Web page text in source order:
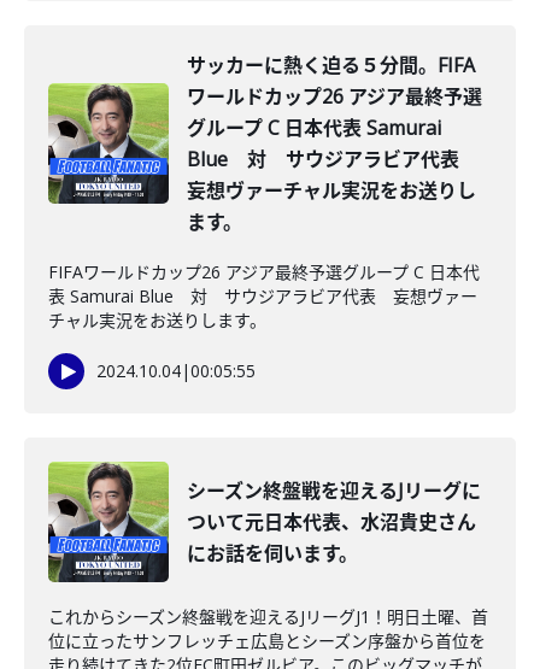
サッカーに熱く迫る５分間。FIFA
ワールドカップ26 アジア最終予選
グループ C 日本代表 Samurai
Blue 対 サウジアラビア代表
妄想ヴァーチャル実況をお送りし
ます。
FIFAワールドカップ26 アジア最終予選グループ C 日本代
表 Samurai Blue 対 サウジアラビア代表 妄想ヴァー
チャル実況をお送りします。
2024.10.04|00:05:55
シーズン終盤戦を迎えるJリーグに
ついて元日本代表、水沼貴史さん
にお話を伺います。
これからシーズン終盤戦を迎えるJリーグJ1！明日土曜、首
位に立ったサンフレッチェ広島とシーズン序盤から首位を